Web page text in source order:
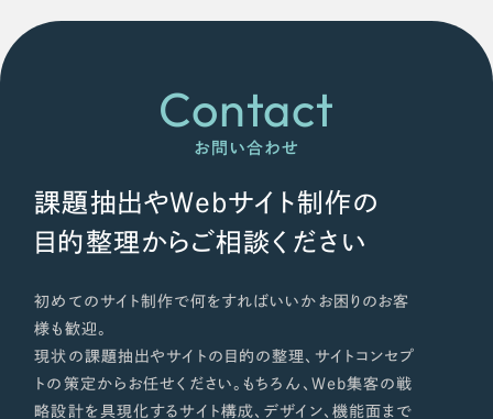
Contact
お問い合わせ
課題抽出やWebサイト制作の
目的整理からご相談ください
初めてのサイト制作で何をすればいいかお困りのお客
様も歓迎。
現状の課題抽出やサイトの目的の整理、サイトコンセプ
トの策定からお任せください。もちろん、Web集客の戦
略設計を具現化するサイト構成、デザイン、機能面まで